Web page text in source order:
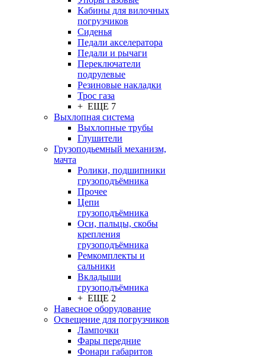
Кабины для вилочных
погрузчиков
Сиденья
Педали акселератора
Педали и рычаги
Переключатели
подрулевые
Резиновые накладки
Трос газа
+ ЕЩЕ 7
Выхлопная система
Выхлопные трубы
Глушители
Грузоподьемный механизм,
мачта
Ролики, подшипники
грузоподъёмника
Прочее
Цепи
грузоподъёмника
Оси, пальцы, скобы
крепления
грузоподъёмника
Ремкомплекты и
сальники
Вкладыши
грузоподъёмника
+ ЕЩЕ 2
Навесное оборудование
Освещение для погрузчиков
Лампочки
Фары передние
Фонари габаритов